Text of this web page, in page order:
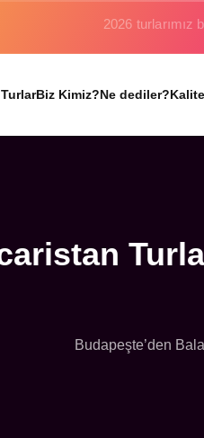
Binlerce
TurlarBiz Kimiz?Ne dediler?
Budapeşte’den